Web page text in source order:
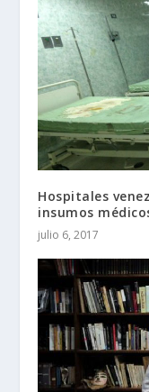
Hospitales
insumos
julio 6, 2017